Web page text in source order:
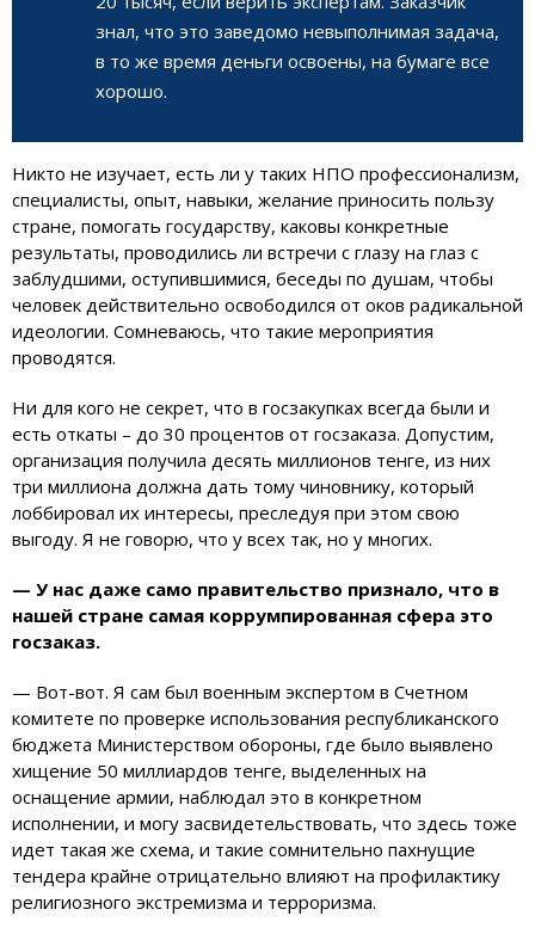
знал, что это заведомо невыполнимая задача,
в то же время деньги освоены, на бумаге все
хорошо.
Никто не изучает, есть ли у таких НПО профессионализм,
специалисты, опыт, навыки, желание приносить пользу
стране, помогать государству, каковы конкретные
результаты, проводились ли встречи с глазу на глаз с
заблудшими, оступившимися, беседы по душам, чтобы
человек действительно освободился от оков радикальной
идеологии. Сомневаюсь, что такие мероприятия
проводятся.
Ни для кого не секрет, что в госзакупках всегда были и
есть откаты – до 30 процентов от госзаказа. Допустим,
организация получила десять миллионов тенге, из них
три миллиона должна дать тому чиновнику, который
лоббировал их интересы, преследуя при этом свою
выгоду. Я не говорю, что у всех так, но у многих.
— У нас даже само правительство признало, что в
нашей стране самая коррумпированная сфера это
госзаказ.
— Вот-вот. Я сам был военным экспертом в Счетном
комитете по проверке использования республиканского
бюджета Министерством обороны, где было выявлено
хищение 50 миллиардов тенге, выделенных на
оснащение армии, наблюдал это в конкретном
исполнении, и могу засвидетельствовать, что здесь тоже
идет такая же схема, и такие сомнительно пахнущие
тендера крайне отрицательно влияют на профилактику
религиозного экстремизма и терроризма.